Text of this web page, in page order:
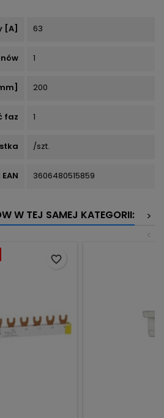
[A] 63
1
200
faz 1
/szt.
3606480515859
W TEJ SAMEJ KATEGORII:
>
<
favorite_border